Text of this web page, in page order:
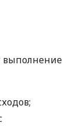
выполнение